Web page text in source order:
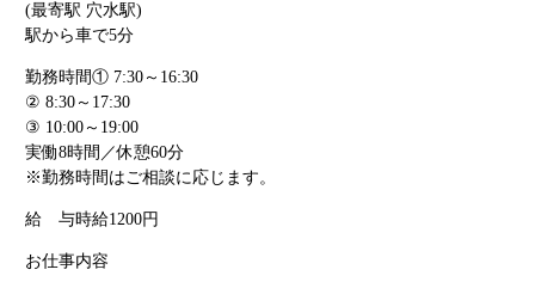
(最寄駅 穴水駅)
駅から車で5分
勤務時間① 7:30～16:30
② 8:30～17:30
③ 10:00～19:00
実働8時間／休憩60分
※勤務時間はご相談に応じます。
給 与時給1200円
お仕事内容